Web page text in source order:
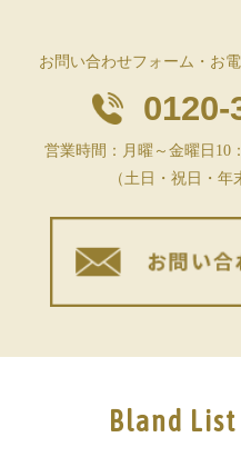
お問い合わせフォーム・お
0120-
営業時間：月曜～金曜日10
（土日・祝日・年
Bland List